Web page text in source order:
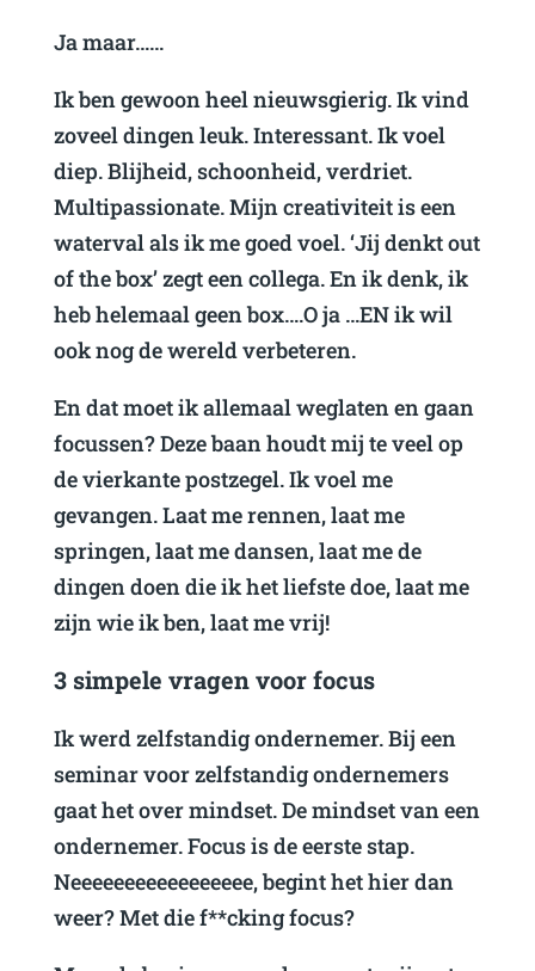
Ja maar……
Ik ben gewoon heel nieuwsgierig. Ik vind
zoveel dingen leuk. Interessant. Ik voel
diep. Blijheid, schoonheid, verdriet.
Multipassionate. Mijn creativiteit is een
waterval als ik me goed voel. ‘Jij denkt out
of the box’ zegt een collega. En ik denk, ik
heb helemaal geen box….O ja …EN ik wil
ook nog de wereld verbeteren.
En dat moet ik allemaal weglaten en gaan
focussen? Deze baan houdt mij te veel op
de vierkante postzegel. Ik voel me
gevangen. Laat me rennen, laat me
springen, laat me dansen, laat me de
dingen doen die ik het liefste doe, laat me
zijn wie ik ben, laat me vrij!
3 simpele vragen voor focus
Ik werd zelfstandig ondernemer. Bij een
seminar voor zelfstandig ondernemers
gaat het over mindset. De mindset van een
ondernemer. Focus is de eerste stap.
Neeeeeeeeeeeeeeeee, begint het hier dan
weer? Met die f**cking focus?